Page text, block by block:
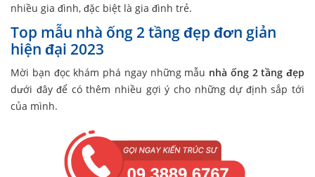
nhiều gia đình, đặc biệt là gia đình trẻ.
Top mẫu nhà ống 2 tầng đẹp đơn giản
hiện đại 2023
Mời bạn đọc khám phá ngay những mẫu nhà ống 2 tầng đẹp
dưới đây để có thêm nhiều gợi ý cho những dự định sắp tới
của mình.